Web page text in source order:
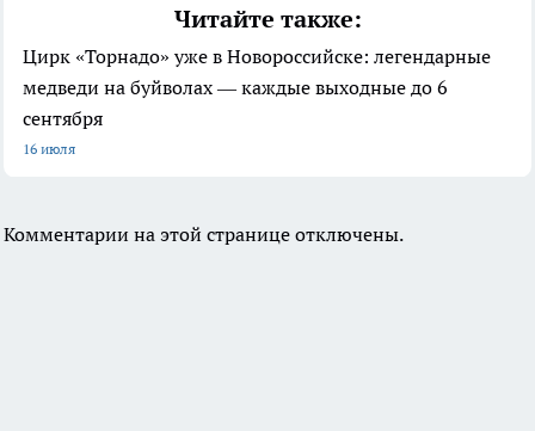
Читайте также:
Цирк «Торнадо» уже в Новороссийске: легендарные
медведи на буйволах — каждые выходные до 6
сентября
16 июля
Комментарии на этой странице отключены.